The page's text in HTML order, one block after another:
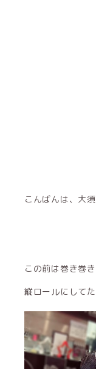
こんばんは、大
この前は巻き巻
縦ロールにしてた